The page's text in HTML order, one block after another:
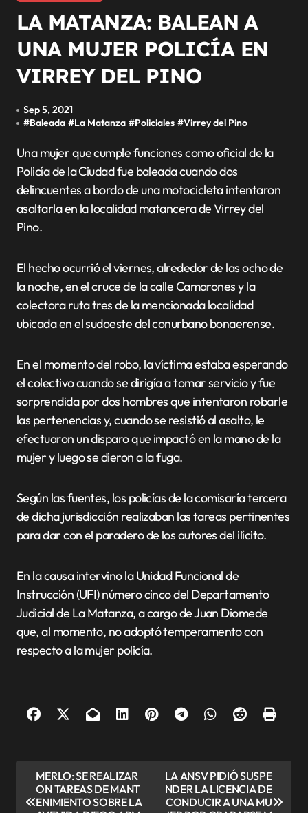
LA MATANZA: BALEAN A
UNA MUJER POLICÍA EN
VIRREY DEL PINO
Sep 5, 2021
#Baleada #La Matanza #Policiales #Virrey del Pino
Una mujer que cumple funciones como oficial de la
Policía de la Ciudad fue baleada cuando dos
delincuentes a bordo de una motocicleta intentaron
asaltarla en la localidad matancera de Virrey del
Pino.
El hecho ocurrió el viernes, alrededor de las ocho de
la noche, en el cruce de la calle Camarones y la
colectora ruta tres de la mencionada localidad
ubicada en el sudoeste del conurbano bonaerense.
En el momento del robo, la víctima estaba esperando
el colectivo cuando se dirigía a tomar servicio y fue
sorprendida por dos hombres que intentaron robarle
las pertenencias y, cuando se resistió al asalto, le
efectuaron un disparo que impactó en la mano de la
mujer y luego se dieron a la fuga.
Según las fuentes, los policías de la comisaría tercera
de dicha jurisdicción realizaban las tareas pertinentes
para dar con el paradero de los autores del ilícito.
En la causa intervino la Unidad Funcional de
Instrucción (UFI) número cinco del Departamento
Judicial de La Matanza, a cargo de Juan Diomede
que, al momento, no adoptó temperamento con
respecto a la mujer policía.
MERLO: SE REALIZAR
ON TAREAS DE MANT
ENIMIENTO SOBRE LA
LA ANSV PIDIÓ SUSPE
NDER LA LICENCIA DE
CONDUCIR A UNA MU